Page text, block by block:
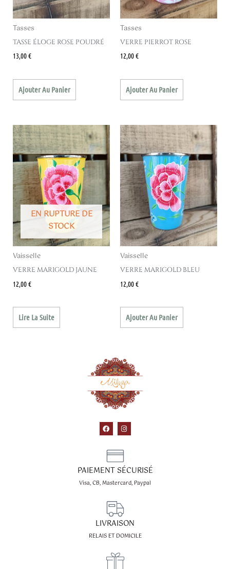
Tasses
TASSE ÉLOGE ROSE POUDRÉ
13,00€
Ajouter Au Panier
Tasses
VERRE PIERROT ROSE
12,00€
Ajouter Au Panier
EN RUPTURE DE
STOCK
Vaisselle
VERRE MARIGOLD JAUNE
12,00€
Lire La Suite
Vaisselle
VERRE MARIGOLD BLEU
12,00€
Ajouter Au Panier
F
a
c
b
o
o
k
I
n
s
a
r
a
PAIEMENT SÉCURISÉ
Visa, CB, Mastercard, Paypal
LIVRAISON
RELAIS ET DOMICILE